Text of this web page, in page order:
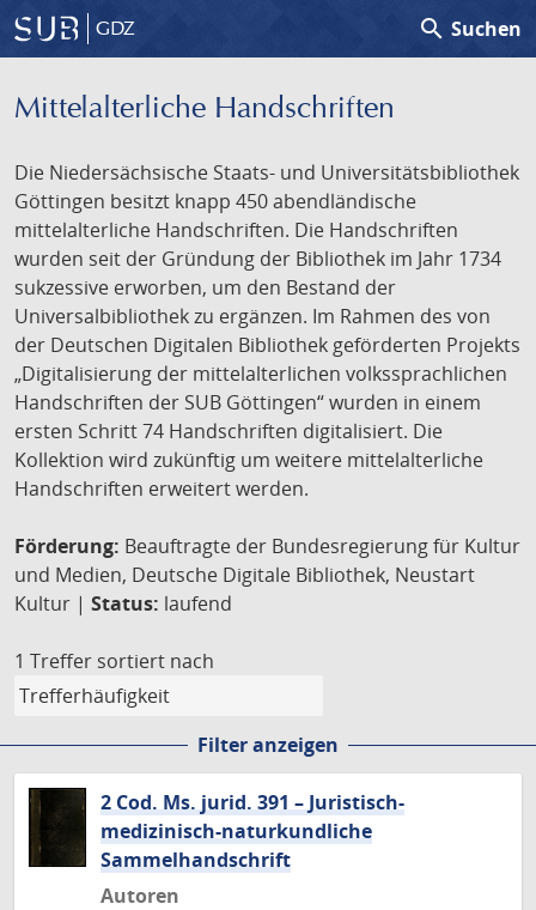
GDZ search Suchen
Mittelalterliche Handschriften
Die Niedersächsische Staats- und Universitätsbibliothek
Göttingen besitzt knapp 450 abendländische
mittelalterliche Handschriften. Die Handschriften
wurden seit der Gründung der Bibliothek im Jahr 1734
sukzessive erworben, um den Bestand der
Universalbibliothek zu ergänzen. Im Rahmen des von
der Deutschen Digitalen Bibliothek geförderten Projekts
„Digitalisierung der mittelalterlichen volkssprachlichen
Handschriften der SUB Göttingen“ wurden in einem
ersten Schritt 74 Handschriften digitalisiert. Die
Kollektion wird zukünftig um weitere mittelalterliche
Handschriften erweitert werden.
Förderung: Beauftragte der Bundesregierung für Kultur
und Medien, Deutsche Digitale Bibliothek, Neustart
Kultur | Status: laufend
1 Treffer sortiert nach
Filter anzeigen
2 Cod. Ms. jurid. 391 – Juristisch-
medizinisch-naturkundliche
Sammelhandschrift
Autoren